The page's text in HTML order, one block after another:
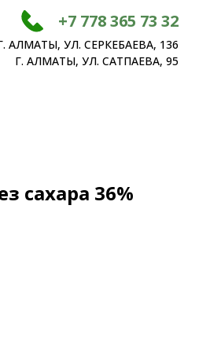
+7 778 365 73 32
АЛМАТЫ, УЛ. СЕРКЕБАЕВА, 136
Г. АЛМАТЫ, УЛ. САТПАЕВА, 95
сахара 36%